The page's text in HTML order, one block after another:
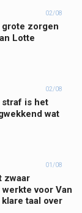
02/08
grote zorgen
Lotte
02/08
is het
wat
01/08
zwaar
voor Van
taal over